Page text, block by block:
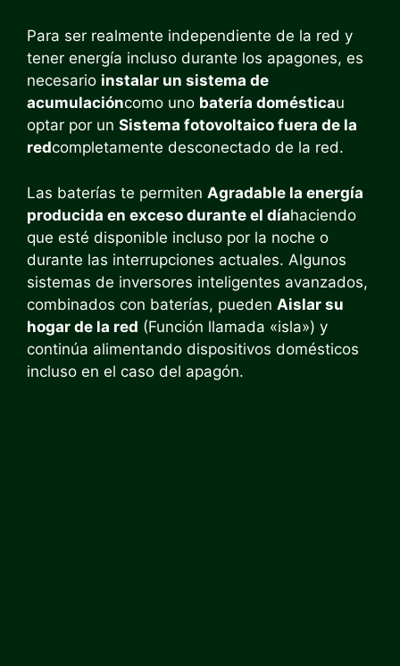
Para ser realmente independiente de la red y
tener energía incluso durante los apagones, es
necesario instalar un sistema de
acumulacióncomo uno batería domésticau
optar por un Sistema fotovoltaico fuera de la
redcompletamente desconectado de la red.
Las baterías te permiten Agradable la energía
producida en exceso durante el díahaciendo
que esté disponible incluso por la noche o
durante las interrupciones actuales. Algunos
sistemas de inversores inteligentes avanzados,
combinados con baterías, pueden Aislar su
hogar de la red (Función llamada «isla») y
continúa alimentando dispositivos domésticos
incluso en el caso del apagón.